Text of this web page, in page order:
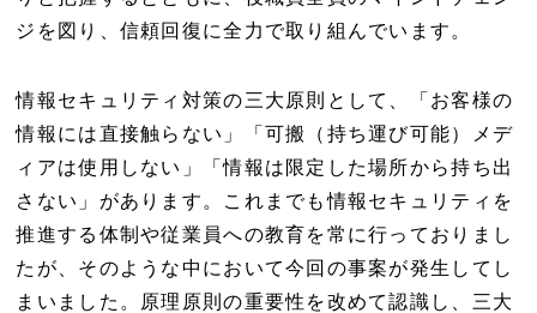
ジを図り、信頼回復に全力で取り組んでいます。
情報セキュリティ対策の三大原則として、「お客様の
情報には直接触らない」「可搬（持ち運び可能）メデ
ィアは使用しない」「情報は限定した場所から持ち出
さない」があります。これまでも情報セキュリティを
推進する体制や従業員への教育を常に行っておりまし
たが、そのような中において今回の事案が発生してし
まいました。原理原則の重要性を改めて認識し、三大